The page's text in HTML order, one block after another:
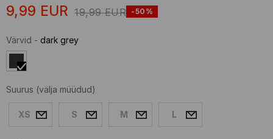
9,99 EUR 19,99 EUR -50%
Värvid - dark grey
Suurus (välja müüdud)
XS S M L